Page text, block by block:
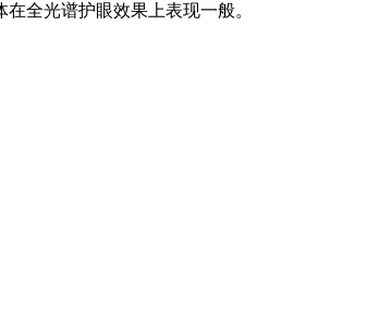
全光谱护眼效果上表现一般。